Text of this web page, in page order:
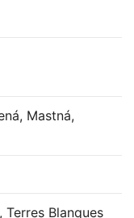
Mastná,
Terres Blanques